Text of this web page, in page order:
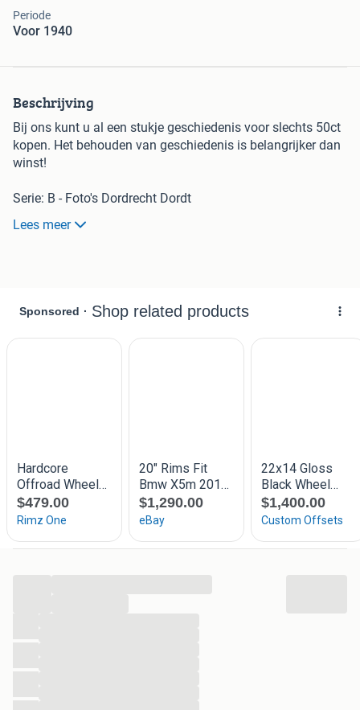
Periode
Voor 1940
Beschrijving
Bij ons kunt u al een stukje geschiedenis voor slechts 50ct
kopen. Het behouden van geschiedenis is belangrijker dan
winst!
Serie: B - Foto's Dordrecht Dordt
Groot formaat, afmetingen staan in titel
(afgerond op hele centimeters)
- Het startbod is altijd 50 cent
- Opbieden in stappen van 25ct of veelvoud
- Marktplaats vult zelf info aan, adv. is leidend
Verzendkosten:
1 - 20 Stuks: 4,50
20+ of groot: 8,00
Lees meer